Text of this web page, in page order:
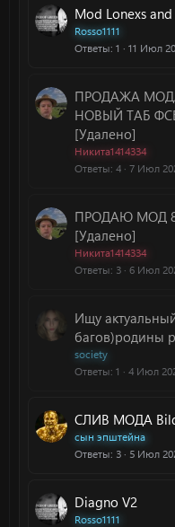
Mod Lonexs
Rosso1111
Ответы 1 11 Июл
ПРОДАЖА
НОВЫЙ ТАБ
[Удалено]
Никита1414334
Ответы 4 7 Июл
ПРОДАЮ МОД
[Удалено]
Никита1414334
Ответы 3 6 Июл
Ищу
багов)родины
society
Ответы 1 4 Июл
СЛИВ МОДА
сын эпштейна
Ответы 3 5 Июл
Diagno V2
Rosso1111